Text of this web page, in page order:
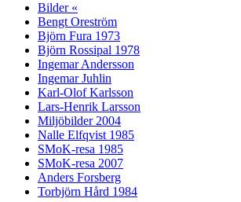
Bilder «
Bengt Oreström
Björn Fura 1973
Björn Rossipal 1978
Ingemar Andersson
Ingemar Juhlin
Karl-Olof Karlsson
Lars-Henrik Larsson
Miljöbilder 2004
Nalle Elfqvist 1985
SMoK-resa 1985
SMoK-resa 2007
Anders Forsberg
Torbjörn Hård 1984